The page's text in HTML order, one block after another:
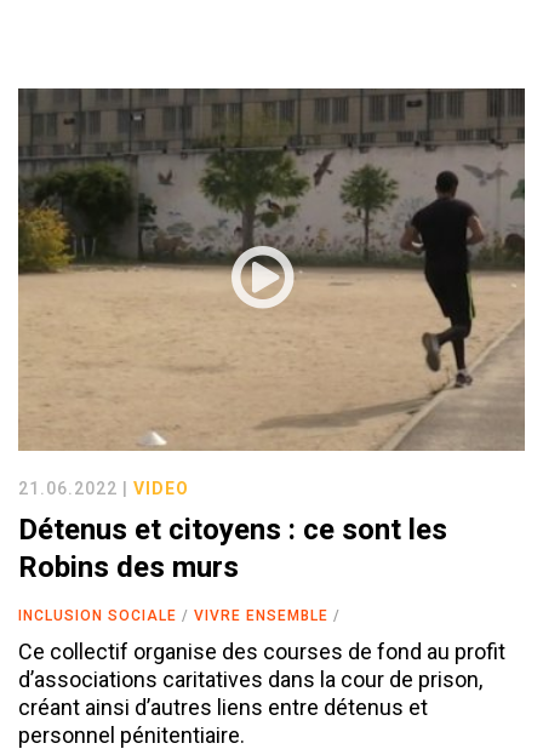
21.06.2022 | VIDEO
Détenus et citoyens : ce sont les
Robins des murs
INCLUSION SOCIALE VIVRE ENSEMBLE
Ce collectif organise des courses de fond au profit
d’associations caritatives dans la cour de prison,
créant ainsi d’autres liens entre détenus et
personnel pénitentiaire.